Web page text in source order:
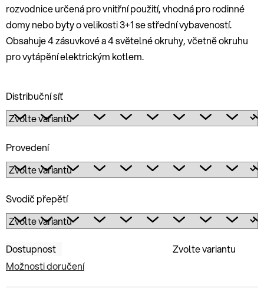
rozvodnice určená pro vnitřní použití, vhodná pro rodinné
domy nebo byty o velikosti 3+1 se střední vybaveností.
Obsahuje 4 zásuvkové a 4 světelné okruhy, včetně okruhu
pro vytápění elektrickým kotlem.
Distribuční síť
Provedení
Svodič přepětí
Dostupnost
Zvolte variantu
Možnosti doručení